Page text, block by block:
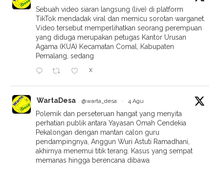
Sebuah video siaran langsung (live) di platform
TikTok mendadak viral dan memicu sorotan warganet.
Video tersebut memperlihatkan seorang perempuan
yang diduga merupakan petugas Kantor Urusan
Agama (KUA) Kecamatan Comal, Kabupaten
Pemalang, sedang
X
WartaDesa @warta_desa · 4 Agu
Polemik dan perseteruan hangat yang menyita
perhatian publik antara Yayasan Omah Cendekia
Pekalongan dengan mantan calon guru
pendampingnya, Anggun Wuri Astuti Ramadhani,
akhirnya menemui titik terang. Kasus yang sempat
memanas hingga berencana dibawa